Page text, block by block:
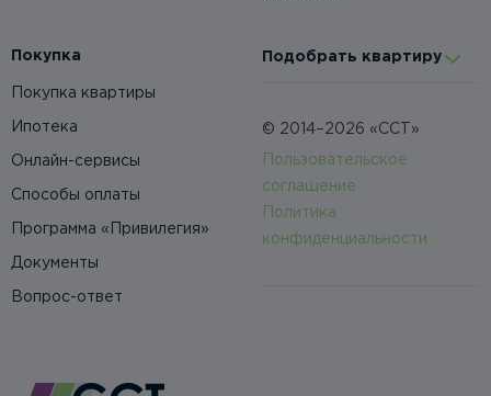
Покупка
Покупка квартиры
Ипотека
Онлайн-сервисы
Способы оплаты
Программа «Привилегия»
Документы
Вопрос-ответ
Подобрать квартиру
© 2014–2026 «ССТ»
Пользовательское
соглашение
Политика
конфиденциальности